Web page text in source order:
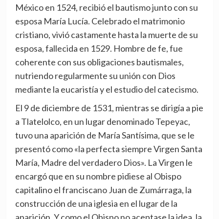
México en 1524, recibió el bautismo junto con su
esposa María Lucía. Celebrado el matrimonio
cristiano, vivió castamente hasta la muerte de su
esposa, fallecida en 1529. Hombre de fe, fue
coherente con sus obligaciones bautismales,
nutriendo regularmente su unión con Dios
mediante la eucaristía y el estudio del catecismo.
El 9 de diciembre de 1531, mientras se dirigía a pie
a Tlatelolco, en un lugar denominado Tepeyac,
tuvo una aparición de María Santísima, que se le
presentó como «la perfecta siempre Virgen Santa
María, Madre del verdadero Dios». La Virgen le
encargó que en su nombre pidiese al Obispo
capitalino el franciscano Juan de Zumárraga, la
construcción de una iglesia en el lugar de la